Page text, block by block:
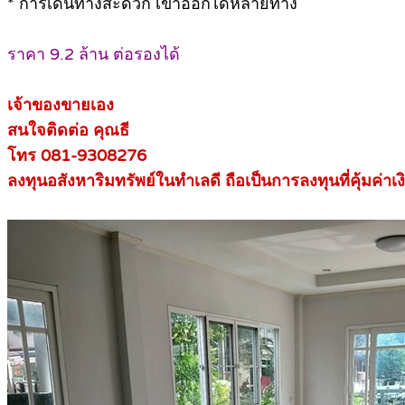
ราคา 9.2 ล้าน ต่อรองได้
เจ้าของขายเอง
สนใจติดต่อ คุณธี
โทร 081-9308276
ลงทุนอสังหาริมทรัพย์ในทำเลดี ถือเป็นการลงทุนที่คุ้มค่าเ